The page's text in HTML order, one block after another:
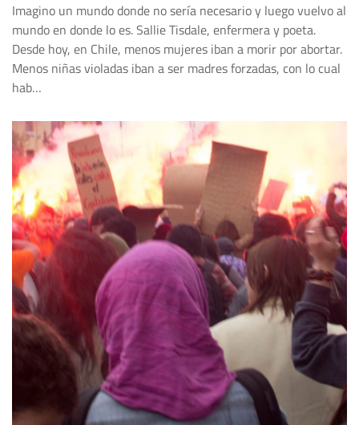
Imagino un mundo donde no sería necesario y luego vuelvo al
mundo en donde lo es. Sallie Tisdale, enfermera y poeta.
Desde hoy, en Chile, menos mujeres iban a morir por abortar.
Menos niñas violadas iban a ser madres forzadas, con lo cual
hab…